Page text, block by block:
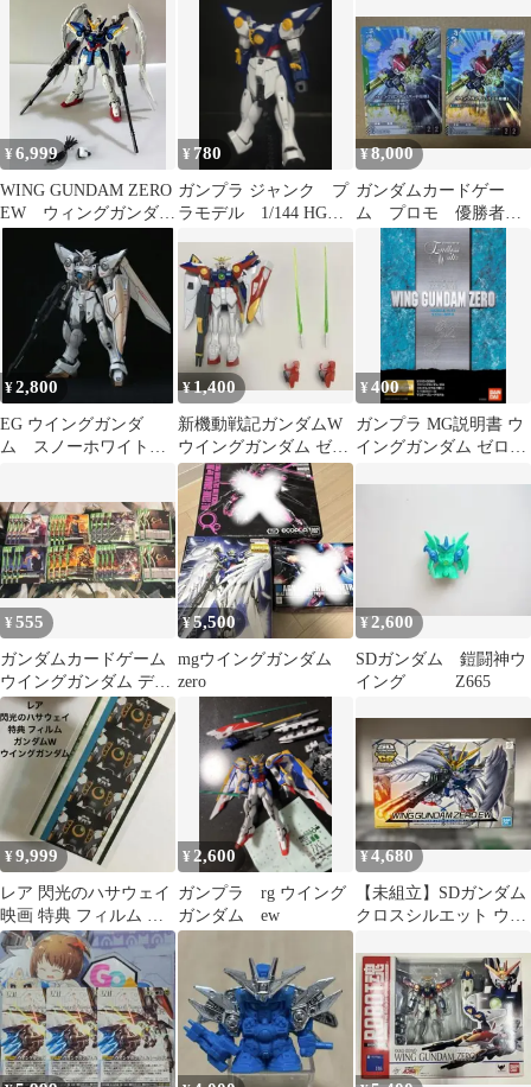
封
¥6,999
WING GUNDAM ZERO
EW ウィングガンダ
¥ 780
ガンプラ ジャンク プ
ラモデル 1/144 HGAC
リ済
¥8,000
ガンダムカードゲー
ム プロモ 優勝者パ
ック ウイングガンダ
ム（バード形態）
¥2,800
EG ウイングガンダ
ム スノーホワイト
¥1,400
新機動戦記ガンダムW
ウイングガンダム ゼロ
ガンプラ 完成品
¥400
ガンプラ MG説明書 ウ
イングガンダム ゼロ
¥555
ガンダムカードゲーム
ウイングガンダム デッ
キ パーツ
¥5,500
mgウイングガンダム
zero
¥2,600
SDガンダム 鎧闘神ウ
イング Z665
¥9,999
レア 閃光のハサウェイ
映画 特典 フィルム ガ
ンダムW ウイングガン
ダム
¥ 2,600
ガンプラ rg ウイング
ガンダム ew
¥4,680
【未組立】SDガンダム
クロスシルエット ウイ
内袋未開封